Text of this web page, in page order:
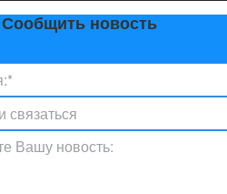
Сообщить новость